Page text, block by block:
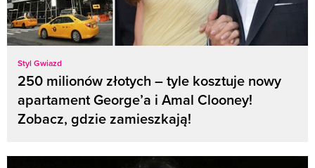
Styl Gwiazd
250 milionów złotych – tyle kosztuje nowy
apartament George’a i Amal Clooney!
Zobacz, gdzie zamieszkają!